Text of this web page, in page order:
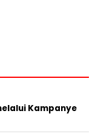
Kampanye